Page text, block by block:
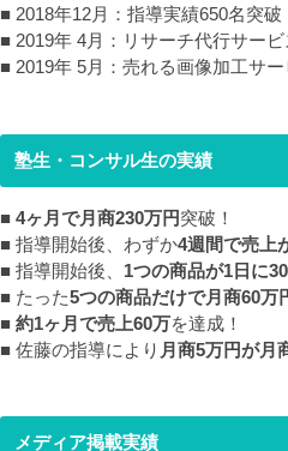
■ 2018年12月：指導実績650名突破
■ 2019年 4月：リサーチ代行サー
■ 2019年 5月：売れる画像加工サ
塾生・コンサル生の実績
■ 4ヶ月で月商230万円突破！
■ 指導開始後、わずか4週間で売上
■ 指導開始後、 1つの商品が1日に
■ たった5つの商品だけで月商60万
■ 約1ヶ月で売上60万を達成！
■ 佐藤の指導により 月商5万円が月
メディア掲載実績